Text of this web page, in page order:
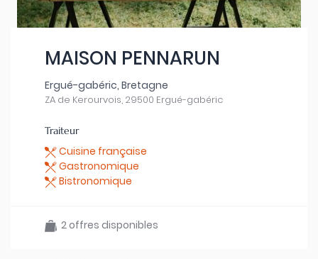
MAISON PENNARUN
Ergué-gabéric, Bretagne
ZA de Kerourvois, 29500 Ergué-gabéric
Traiteur
Cuisine française
Gastronomique
Bistronomique
2 offres disponibles